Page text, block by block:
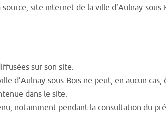
site internet de la ville d’Aulnay-sous-
sur son site.
d’Aulnay-sous-Bois ne peut, en aucun cas,
dans le site.
notamment pendant la consultation du